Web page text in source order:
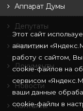
Аппарат Думы
Депутаты
Фракции
Документы
Новости
Контакты
Этот сайт
аналитики
работу с сайтом,
cookie-файлов на
сервисом
ваши данные
cookie-файлы в